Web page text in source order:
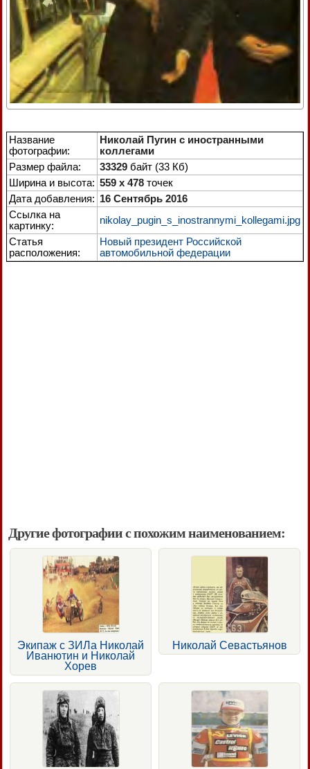
Название
фотографии:
Николай Пугин с иностранными
коллегами
Размер файла:
33329 байт (33 Кб)
Ширина и высота: 559 x 478 точек
Дата добавления: 16 Сентябрь 2016
Ссылка на
картинку:
nikolay_pugin_s_inostrannymi_kollegami.jpg
Статья
расположения:
Новый президент Российской
автомобильной федерации
Другие фотографии с похожим наименованием:
Экипаж с ЗИЛа Николай
Иванютин и Николай
Хорев
Николай Севастьянов